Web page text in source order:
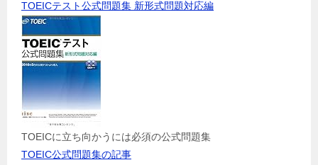
TOEICテスト公式問題集 新形式問題対応編
TOEICに立ち向かうには必須の公式問題集
TOEIC公式問題集の記事